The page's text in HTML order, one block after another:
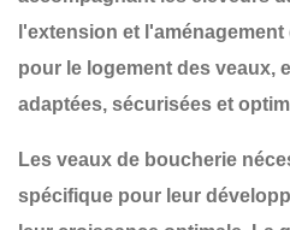
l'extension et l'aménagement
pour le logement des veaux,
adaptées, sécurisées et
Les veaux de boucherie
spécifique pour leur